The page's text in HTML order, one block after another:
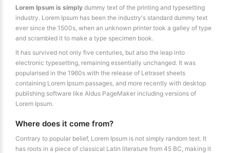
Lorem Ipsum is simply dummy text of the printing and typesetting
industry. Lorem Ipsum has been the industry's standard dummy text
ever since the 1500s, when an unknown printer took a galley of type
and scrambled it to make a type specimen book.
It has survived not only five centuries, but also the leap into
electronic typesetting, remaining essentially unchanged. It was
popularised in the 1960s with the release of Letraset sheets
containing Lorem Ipsum passages, and more recently with desktop
publishing software like Aldus PageMaker including versions of
Lorem Ipsum.
Where does it come from?
Contrary to popular belief, Lorem Ipsum is not simply random text. It
has roots in a piece of classical Latin literature from 45 BC, making it